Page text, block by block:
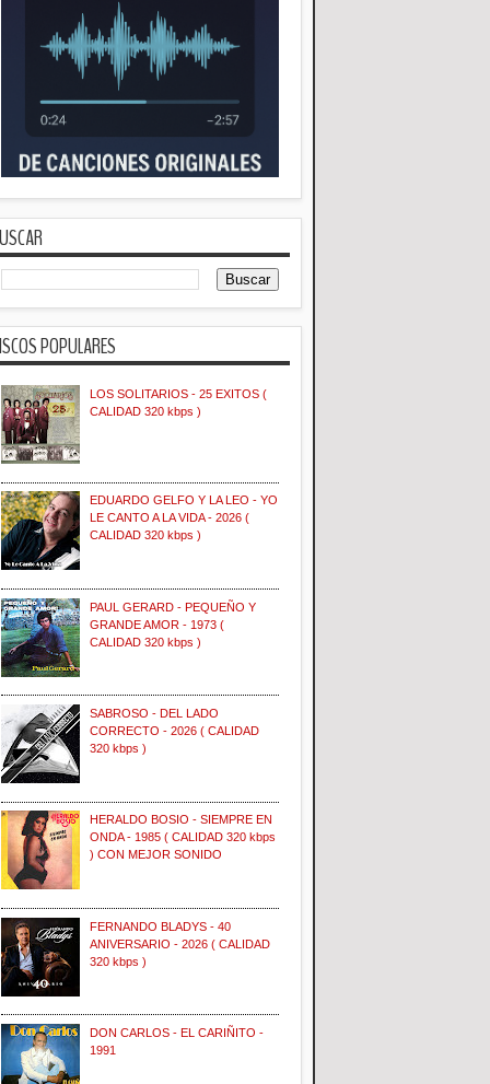
POPULARES
LOS SOLITARIOS - 25 EXITOS (
CALIDAD 320 kbps )
EDUARDO GELFO Y LA LEO - YO
LE CANTO A LA VIDA - 2026 (
CALIDAD 320 kbps )
PAUL GERARD - PEQUEÑO Y
GRANDE AMOR - 1973 (
CALIDAD 320 kbps )
SABROSO - DEL LADO
CORRECTO - 2026 ( CALIDAD
320 kbps )
HERALDO BOSIO - SIEMPRE EN
ONDA - 1985 ( CALIDAD 320 kbps
) CON MEJOR SONIDO
FERNANDO BLADYS - 40
ANIVERSARIO - 2026 ( CALIDAD
320 kbps )
DON CARLOS - EL CARIÑITO -
1991